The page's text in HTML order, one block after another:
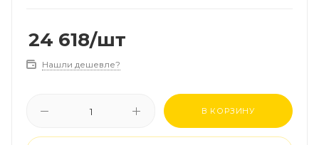
24 618/шт
Нашли дешевле?
В КОРЗИНУ